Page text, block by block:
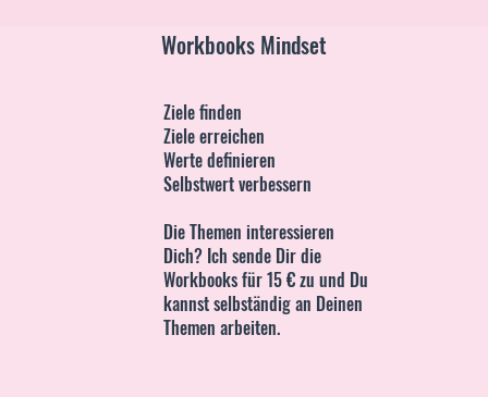
Workbooks Mindset
Ziele finden
Ziele erreichen
Werte definieren
Selbstwert verbessern
Die Themen interessieren
Dich? Ich sende Dir die
Workbooks für 15 € zu und Du
kannst selbständig an Deinen
Themen arbeiten.